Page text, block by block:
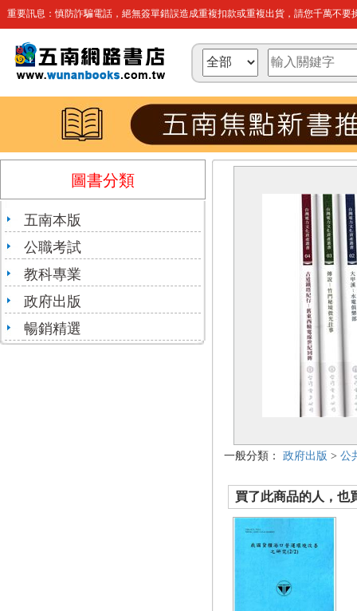
重要訊息：慎防詐騙電話，絕無簽單錯誤造成重複扣款或重複出貨，請您千萬不要
圖書分類
五南本版
公職考試
教科專業
政府出版
暢銷精選
一般分類： 政府出版 > 公
買了此商品的人，也